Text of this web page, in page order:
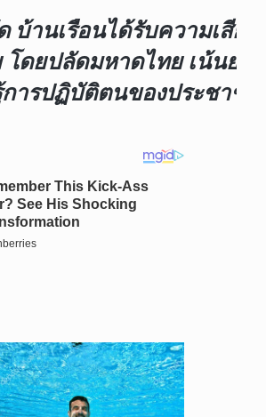
านเรือนได้รับความเสียห
ดยปลัดมหาดไทย เน้นย้ำ
ารปฏิบัติตนของประชาช